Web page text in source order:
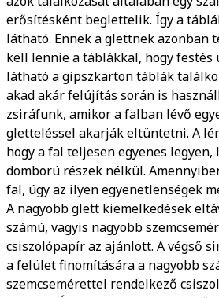
erősítésként beglettelik. Így a
látható. Ennek a glettnek azonban
kell lennie a táblákkal, hogy festés
látható a gipszkarton táblák
akad akár felújítás során is
zsiráfunk, amikor a falban lévő
gletteléssel akarják eltüntetni. A
hogy a fal teljesen egyenes
domború részek nélkül.
fal, úgy az ilyen egyenetlenségek
A nagyobb glett kiemelkedések
számú, vagyis nagyobb
csiszolópapír az ajánlott. A végső
a felület finomítására a nagyobb
szemcsemérettel rendelkező